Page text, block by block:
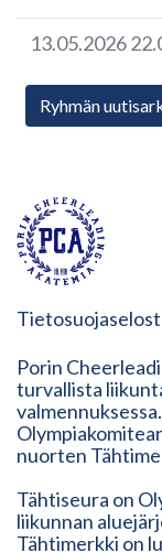
13.05.2026
Ryhmän
Porin
turvallista
nuorten
Tähtiseura on
liikunnan
Tähtimerkki on